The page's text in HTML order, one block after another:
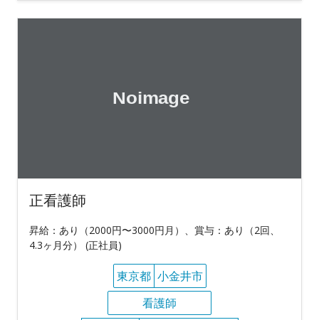
正看護師
昇給：あり（2000円〜3000円月）、賞与：あり（2回、
4.3ヶ月分） (正社員)
東京都 小金井市
看護師